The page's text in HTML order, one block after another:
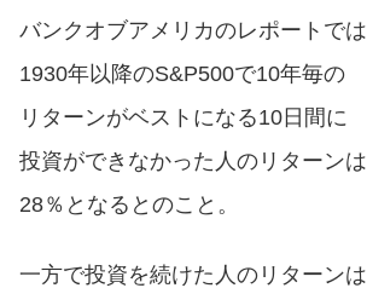
バンクオブアメリカのレポートでは
1930年以降のS&P500で10年毎の
リターンがベストになる10日間に
投資ができなかった人のリターンは
28％となるとのこと。
一方で投資を続けた人のリターンは